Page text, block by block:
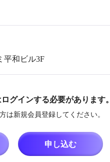
平和ビル3F
グインする必要があります。
は新規会員登録してください。
申し込む